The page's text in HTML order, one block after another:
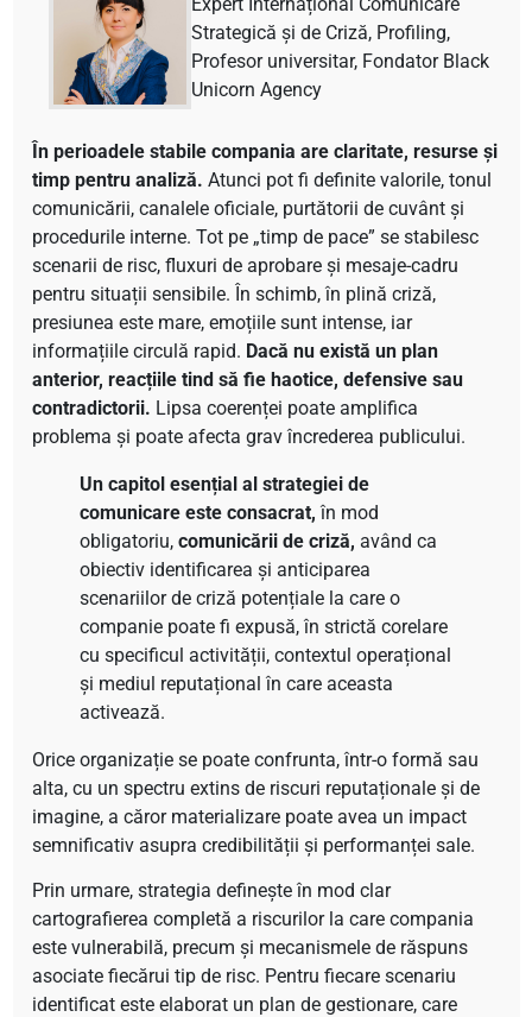
Strategică și de Criză, Profiling,
Profesor universitar, Fondator Black
Unicorn Agency
În perioadele stabile compania are claritate, resurse și
timp pentru analiză. Atunci pot fi definite valorile, tonul
comunicării, canalele oficiale, purtătorii de cuvânt și
procedurile interne. Tot pe „timp de pace” se stabilesc
scenarii de risc, fluxuri de aprobare și mesaje-cadru
pentru situații sensibile. În schimb, în plină criză,
presiunea este mare, emoțiile sunt intense, iar
informațiile circulă rapid. Dacă nu există un plan
anterior, reacțiile tind să fie haotice, defensive sau
contradictorii. Lipsa coerenței poate amplifica
problema și poate afecta grav încrederea publicului.
Un capitol esențial al strategiei de
comunicare este consacrat,în mod
obligatoriu, comunicării de criză, având ca
obiectiv identificarea și anticiparea
scenariilor de criză potențiale la care o
companie poate fi expusă, în strictă corelare
cu specificul activității, contextul operațional
și mediul reputațional în care aceasta
activează.
Orice organizație se poate confrunta, într-o formă sau
alta, cu un spectru extins de riscuri reputaționale și de
imagine, a căror materializare poate avea un impact
semnificativ asupra credibilității și performanței sale.
Prin urmare, strategia definește în mod clar
cartografierea completă a riscurilor la care compania
este vulnerabilă, precum și mecanismele de răspuns
asociate fiecărui tip de risc. Pentru fiecare scenariu
identificat este elaborat un plan de gestionare, care